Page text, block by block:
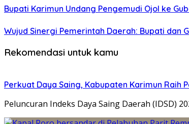
Bupati Karimun Undang Pengemudi Ojol ke
Wujud Sinergi Pemerintah Daerah: Bupati dan
Rekomendasi untuk kamu
Perkuat Daya Saing, Kabupaten Karimun Raih
Peluncuran Indeks Daya Saing Daerah (IDSD)